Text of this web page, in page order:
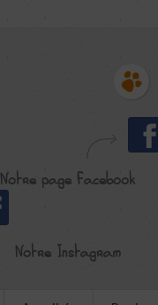
Notre page Facebook
Notre Instagram